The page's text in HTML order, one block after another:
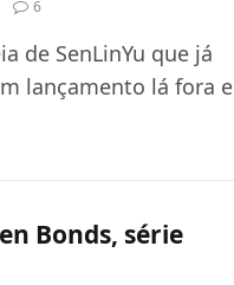
6
de SenLinYu que já
lançamento lá fora e
Bonds, série